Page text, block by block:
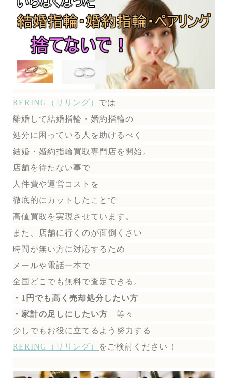
RERING（リリング） では
離婚して結婚指輪・婚約指輪の
処分に困っている人を助けるべく
結婚・婚約指輪買取専門店を開始。
店舗を待たない事で
人件費や運営コストを
徹底的にカットしたことで
高値買取を実現させています。
また、店舗に行くのが面倒くさい
時間が無い方に対応するため
メールや電話一本で
全国どこでも無料で査定できる。
・1円でも高く売却処分したい方
・家計の足しにしたい方 等々
少しでもお役に立てるよう努力する
RERING（リリング）
を ご検討ください！